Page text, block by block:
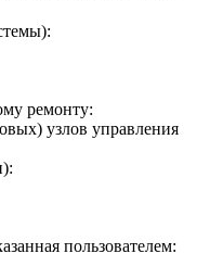
ремонту:
узлов управления
пользователем: